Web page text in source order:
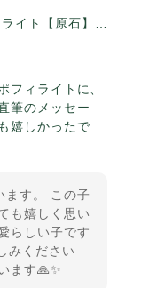
フィライトに、
筆のメッセー
嬉しかったで
ます。 この子
も嬉しく思い
らしい子です
みください
ます🙏✨